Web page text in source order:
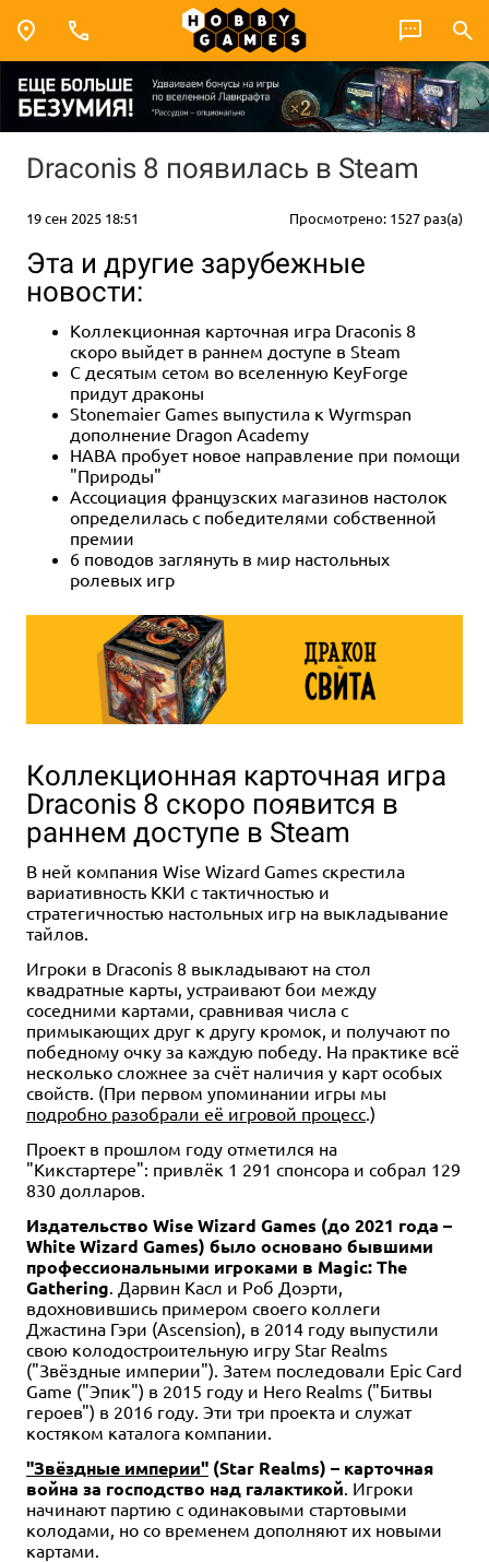
Draconis 8 появилась в Steam
19 сен 2025 18:51 Просмотрено: 1527 раз(а)
Эта и другие зарубежные
новости:
Коллекционная карточная игра Draconis 8
скоро выйдет в раннем доступе в Steam
С десятым сетом во вселенную KeyForge
придут драконы
Stonemaier Games выпустила к Wyrmspan
дополнение Dragon Academy
HABA пробует новое направление при помощи
"Природы"
Ассоциация французских магазинов настолок
определилась с победителями собственной
премии
6 поводов заглянуть в мир настольных
ролевых игр
Коллекционная карточная игра
Draconis 8 скоро появится в
раннем доступе в Steam
В ней компания Wise Wizard Games скрестила
вариативность ККИ с тактичностью и
стратегичностью настольных игр на выкладывание
тайлов.
Игроки в Draconis 8 выкладывают на стол
квадратные карты, устраивают бои между
соседними картами, сравнивая числа с
примыкающих друг к другу кромок, и получают по
победному очку за каждую победу. На практике всё
несколько сложнее за счёт наличия у карт особых
свойств. (При первом упоминании игры мы
подробно разобрали её игровой процесс .)
Проект в прошлом году отметился на
"Кикстартере": привлёк 1 291 спонсора и собрал 129
830 долларов.
Издательство Wise Wizard Games (до 2021 года –
White Wizard Games) было основано бывшими
профессиональными игроками в Magic: The
Gathering . Дарвин Касл и Роб Доэрти,
вдохновившись примером своего коллеги
Джастина Гэри (Ascension), в 2014 году выпустили
свою колодостроительную игру Star Realms
("Звёздные империи"). Затем последовали Epic Card
Game ("Эпик") в 2015 году и Hero Realms ("Битвы
героев") в 2016 году. Эти три проекта и служат
костяком каталога компании.
"Звёздные империи" (Star Realms) – карточная
война за господство над галактикой . Игроки
начинают партию с одинаковыми стартовыми
колодами, но со временем дополняют их новыми
картами.